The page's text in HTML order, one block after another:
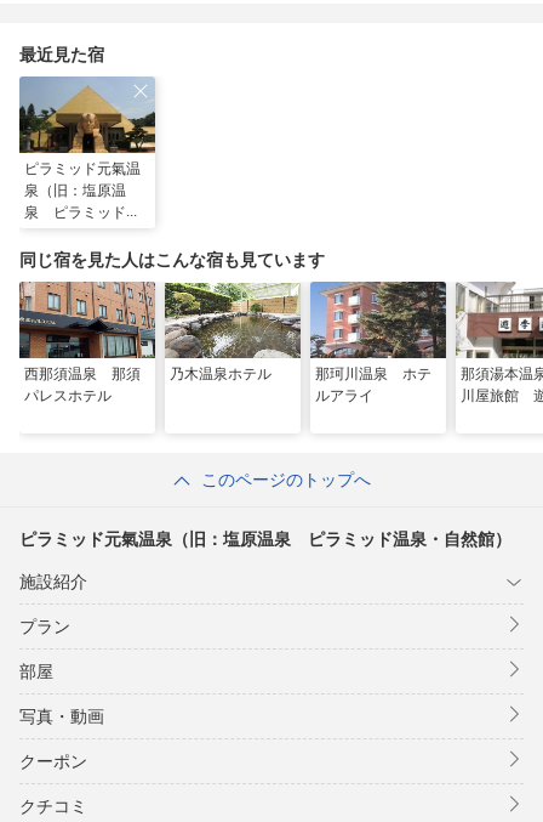
最近見た宿
ピラミッド元氣温
泉（旧：塩原温
泉 ピラミッド温
同じ宿を見た人はこんな宿も見ています
西那須温泉 那須
パレスホテル
乃木温泉ホテル
那珂川温泉 ホテ
ルアライ
那須湯本
川屋旅館
このページのトップへ
ピラミッド元氣温泉（旧：塩原温泉 ピラミッド温泉・自然館）
施設紹介
プラン
部屋
写真・動画
クーポン
クチコミ